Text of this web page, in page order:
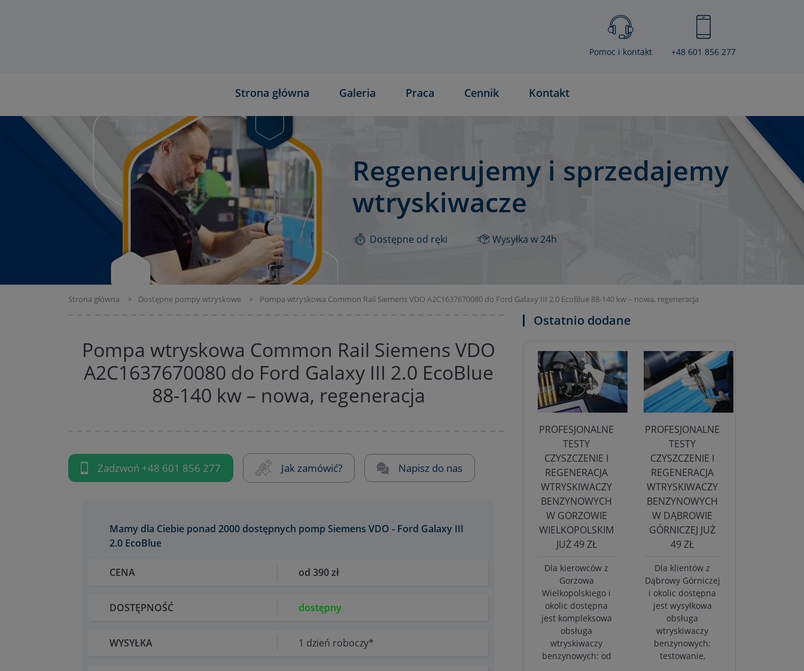
Pomoc i kontakt +48 601 856 277
Strona główna Galeria Praca Cennik Kontakt
Regenerujemy i sprzedajemy
wtryskiwacze
Dostępne od ręki Wysyłka w 24h
Strona główna Dostępne pompy wtryskowe Pompa wtryskowa Common Rail Siemens VDO A2C1637670080 do Ford Galaxy III 2.0 EcoBlue 88-140 kw – nowa, regeneracja
Pompa wtryskowa Common Rail Siemens VDO
A2C1637670080 do Ford Galaxy III 2.0 EcoBlue
88-140 kw – nowa, regeneracja
Zadzwoń +48 601 856 277 Jak zamówić? Napisz do nas
Mamy dla Ciebie ponad 2000 dostępnych pomp Siemens VDO - Ford Galaxy III
2.0 EcoBlue
CENA od 390 zł
DOSTĘPNOŚĆ dostępny
WYSYŁKA 1 dzień roboczy*
Ostatnio dodane
PROFESJONALNE
TESTY
CZYSZCZENIE I
REGENERACJA
WTRYSKIWACZY
BENZYNOWYCH
W GORZOWIE
WIELKOPOLSKIM
JUŻ 49 ZŁ
Dla kierowców z
Gorzowa
Wielkopolskiego i
okolic dostępna
jest kompleksowa
obsługa
wtryskiwaczy
benzynowych: od
PROFESJONALNE
TESTY
CZYSZCZENIE I
REGENERACJA
WTRYSKIWACZY
BENZYNOWYCH
W DĄBROWIE
GÓRNICZEJ JUŻ
49 ZŁ
Dla klientów z
Dąbrowy Górniczej
i okolic dostępna
jest wysyłkowa
obsługa
wtryskiwaczy
benzynowych:
testowanie,